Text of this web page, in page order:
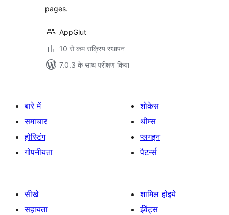
pages.
AppGlut
10 से कम सक्रिय स्थापन
7.0.3 के साथ परीक्षण किया
बारे में
समाचार
होस्टिंग
गोपनीयता
शोकेस
थीम्स
प्लगइन
पैटर्न्स
सीखे
सहायता
शामिल होइये
ईवेंट्स